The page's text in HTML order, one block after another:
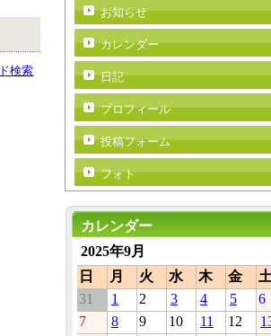
検索
お知らせ
カレンダー
日記
プロフィール
投稿フォーム
フォト
カレンダー
2025年9月
日
月 火 水 木 金
土
31
1 2 3 4 5
6
7
8 9 10 11 12